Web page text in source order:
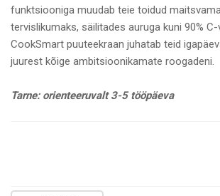
funktsiooniga muudab teie toidud
tervislikumaks, säilitades auruga kuni 90% C-
CookSmart puuteekraan juhatab teid
juurest kõige ambitsioonikamate roogadeni.
Tarne: orienteeruvalt 3-5 tööpäeva